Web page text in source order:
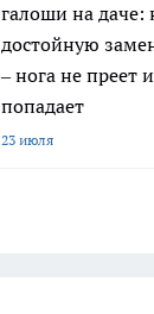
галоши на даче:
достойную
– нога не преет
попадает
23 июля